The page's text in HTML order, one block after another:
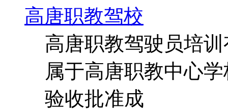
高唐职教驾校
高唐职教驾驶员培
属于高唐职教中心
验收批准成